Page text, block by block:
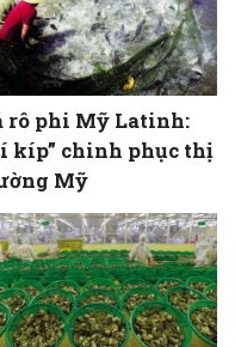
rô phi Mỹ Latinh:
kíp” chinh phục thị
Mỹ